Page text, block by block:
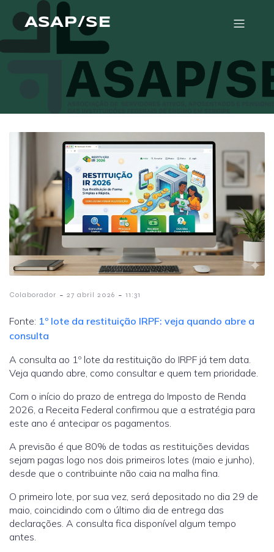
ASAP/SE
Colaborador - 27 abril 2026 - 11:31
Fonte: 1º lote da restituição IRPF: veja quando abre a
consulta
A consulta ao 1º lote da restituição do IRPF já tem data.
Veja quando abre, como consultar e quem tem prioridade.
Com o início do prazo de entrega do Imposto de Renda
2026, a Receita Federal confirmou que a estratégia para
este ano é antecipar os pagamentos.
A previsão é que 80% de todas as restituições devidas
sejam pagas logo nos dois primeiros lotes (maio e junho),
desde que o contribuinte não caia na malha fina.
O primeiro lote, por sua vez, será depositado no dia 29 de
maio, coincidindo com o último dia de entrega das
declarações. A consulta fica disponível algum tempo
antes.